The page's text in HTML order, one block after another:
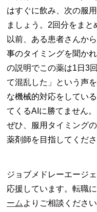
はすぐに飲み、次の服
ましょう。2回分をまと
以前、ある患者さんか
事のタイミングを聞か
の説明でこの薬は1日3
て混乱した」という声
な機械的対応をしてい
てくるAIに勝てません。
ぜひ、服用タイミング
薬剤師を目指してくださ
ジョブメドレーエージ
応援しています。転職
ーム よりご相談ください